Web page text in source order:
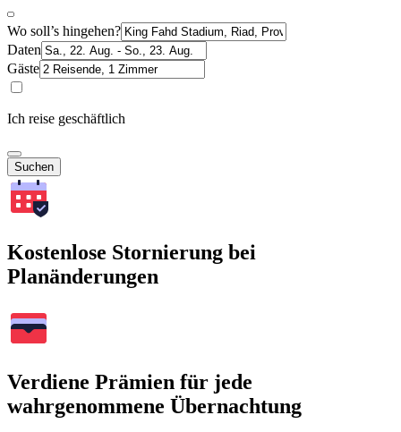
Wo soll’s hingehen?
Daten
Gäste
Ich reise geschäftlich
Suchen
Kostenlose Stornierung bei
Planänderungen
Verdiene Prämien für jede
wahrgenommene Übernachtung